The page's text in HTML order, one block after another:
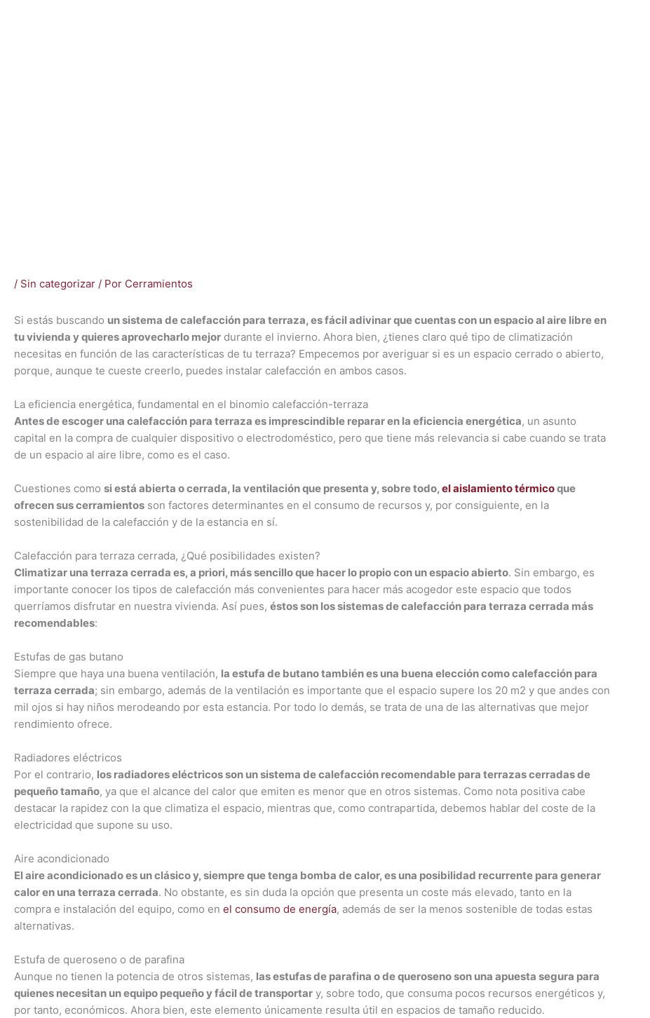
/ Sin categorizar / Por Cerramientos
Si estás buscando un sistema de calefacción para terraza, es fácil adivinar que cuentas con un espacio al aire libre en
tu vivienda y quieres aprovecharlo mejor durante el invierno. Ahora bien, ¿tienes claro qué tipo de climatización
necesitas en función de las características de tu terraza? Empecemos por averiguar si es un espacio cerrado o abierto,
porque, aunque te cueste creerlo, puedes instalar calefacción en ambos casos.
La eficiencia energética, fundamental en el binomio calefacción-terraza
Antes de escoger una calefacción para terraza es imprescindible reparar en la eficiencia energética, un asunto
capital en la compra de cualquier dispositivo o electrodoméstico, pero que tiene más relevancia si cabe cuando se trata
de un espacio al aire libre, como es el caso.
Cuestiones como si está abierta o cerrada, la ventilación que presenta y, sobre todo,el aislamiento térmicoque
ofrecen sus cerramientos son factores determinantes en el consumo de recursos y, por consiguiente, en la
sostenibilidad de la calefacción y de la estancia en sí.
Calefacción para terraza cerrada, ¿Qué posibilidades existen?
Climatizar una terraza cerrada es, a priori, más sencillo que hacer lo propio con un espacio abierto. Sin embargo, es
importante conocer los tipos de calefacción más convenientes para hacer más acogedor este espacio que todos
querríamos disfrutar en nuestra vivienda. Así pues, éstos son los sistemas de calefacción para terraza cerrada más
recomendables:
Estufas de gas butano
Siempre que haya una buena ventilación, la estufa de butano también es una buena elección como calefacción para
terraza cerrada; sin embargo, además de la ventilación es importante que el espacio supere los 20 m2 y que andes con
mil ojos si hay niños merodeando por esta estancia. Por todo lo demás, se trata de una de las alternativas que mejor
rendimiento ofrece.
Radiadores eléctricos
Por el contrario, los radiadores eléctricos son un sistema de calefacción recomendable para terrazas cerradas de
pequeño tamaño, ya que el alcance del calor que emiten es menor que en otros sistemas. Como nota positiva cabe
destacar la rapidez con la que climatiza el espacio, mientras que, como contrapartida, debemos hablar del coste de la
electricidad que supone su uso.
Aire acondicionado
El aire acondicionado es un clásico y, siempre que tenga bomba de calor, es una posibilidad recurrente para generar
calor en una terraza cerrada. No obstante, es sin duda la opción que presenta un coste más elevado, tanto en la
compra e instalación del equipo, como en el consumo de energía, además de ser la menos sostenible de todas estas
alternativas.
Estufa de queroseno o de parafina
Aunque no tienen la potencia de otros sistemas, las estufas de parafina o de queroseno son una apuesta segura para
quienes necesitan un equipo pequeño y fácil de transportar y, sobre todo, que consuma pocos recursos energéticos y,
por tanto, económicos. Ahora bien, este elemento únicamente resulta útil en espacios de tamaño reducido.